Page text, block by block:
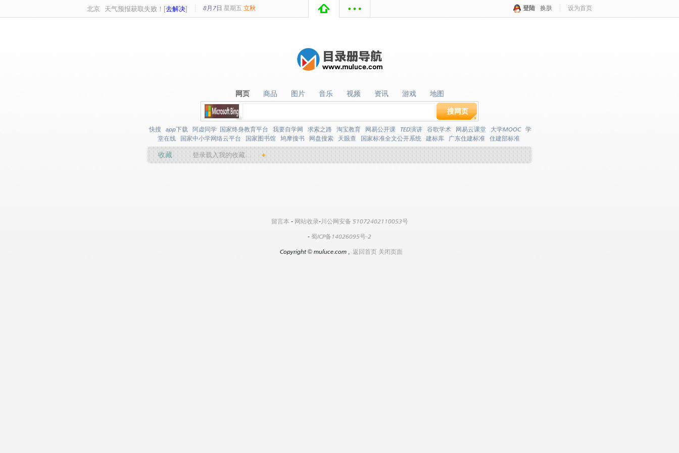
北京 天气预报获取失败！[去解决] 8月7日 星期五 立秋 登陆 换肤 设为首页
网页
网页 商品
商品 图片
图片 音乐
音乐 视频
视频 资讯
资讯 游戏
游戏 地图
地图
搜网页
快搜 app下载 阿虚同学 国家终身教育平台 我要自学网 求索之路 淘宝教育 网易公开课 TED演讲 谷歌学术 网易云课堂 大学MOOC 学
堂在线
国家中小学网络云平台 国家图书馆 鸠摩搜书 网盘搜索 天眼查 国家标准全文公开系统 建标库 广东住建标准 住建部标准
收藏 登录载入我的收藏… +
留言本 - 网站收录-川公网安备 51072402110053号
- 蜀ICP备14026095号-2
Copyright©muluce.com , 返回首页 关闭页面